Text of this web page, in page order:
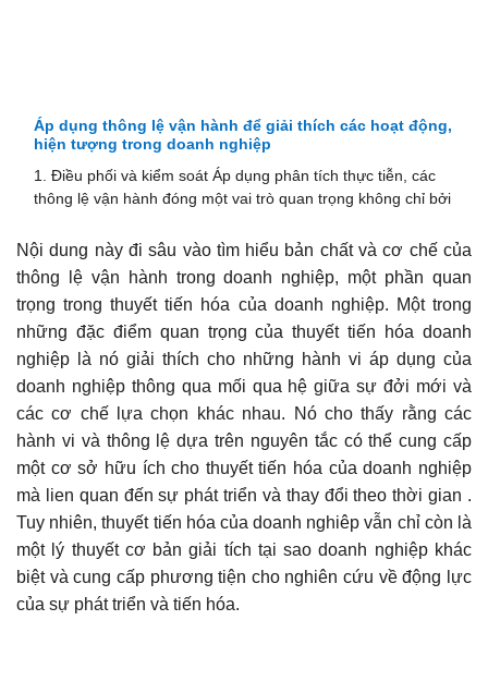
Áp dụng thông lệ vận hành để giải thích các hoạt động,
hiện tượng trong doanh nghiệp
1. Điều phối và kiểm soát Áp dụng phân tích thực tiễn, các
thông lệ vận hành đóng một vai trò quan trọng không chỉ bởi
Nội dung này đi sâu vào tìm hiểu bản chất và cơ chế của
thông lệ vận hành trong doanh nghiệp, một phần quan
trọng trong thuyết tiến hóa của doanh nghiệp. Một trong
những đặc điểm quan trọng của thuyết tiến hóa doanh
nghiệp là nó giải thích cho những hành vi áp dụng của
doanh nghiệp thông qua mối qua hệ giữa sự đởi mới và
các cơ chế lựa chọn khác nhau. Nó cho thấy rằng các
hành vi và thông lệ dựa trên nguyên tắc có thể cung cấp
một cơ sở hữu ích cho thuyết tiến hóa của doanh nghiệp
mà lien quan đến sự phát triển và thay đổi theo thời gian .
Tuy nhiên, thuyết tiến hóa của doanh nghiêp vẫn chỉ còn là
một lý thuyết cơ bản giải tích tại sao doanh nghiệp khác
biệt và cung cấp phương tiện cho nghiên cứu về động lực
của sự phát triển và tiến hóa.